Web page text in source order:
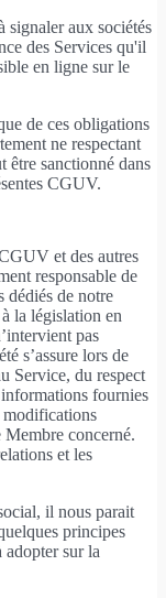
signaler aux sociétés
des Services qu'il
en ligne sur le
de ces obligations
ne respectant
être sanctionné dans
CGUV.
et des autres
responsable de
dédiés de notre
la législation en
pas
s’assure lors de
Service, du respect
fournies
modifications
concerné.
et les
il nous parait
principes
adopter sur la